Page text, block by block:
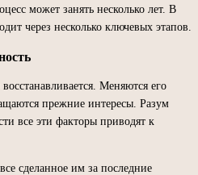
может занять несколько лет. В
через несколько ключевых этапов.
Меняются его
прежние интересы. Разум
все эти факторы приводят к
сделанное им за последние